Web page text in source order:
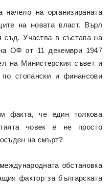
на организираната
на новата власт. Върл
съд. Участва в състава на
ОФ от 11 декември 1947
на Министерския съвет и
стопански и финансови
факта, че един толкова
човек е не просто
на смърт?
обстановка
фактор за българската